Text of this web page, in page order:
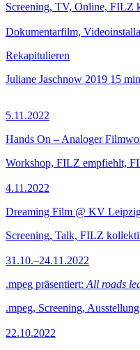
Screening, TV, Online, FILZ
Dokumentarfilm,
Rekapitulieren
Juliane Jaschnow 2019 15 min
5.11.2022
Hands On – Analoger
Workshop, FILZ empfiehlt,
4.11.2022
Dreaming Film @ KV
Screening, Talk, FILZ
31.10.–24.11.2022
.mpeg präsentiert: All roads
.mpeg, Screening, Ausstellung
22.10.2022